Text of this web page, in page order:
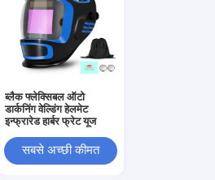
ब्लैक फ्लेक्सिबल ऑटो
डार्कनिंग वेल्डिंग हेलमेट
इन्फ्रारेड हार्बर फ्रेट यूज
सबसे अच्छी कीमत